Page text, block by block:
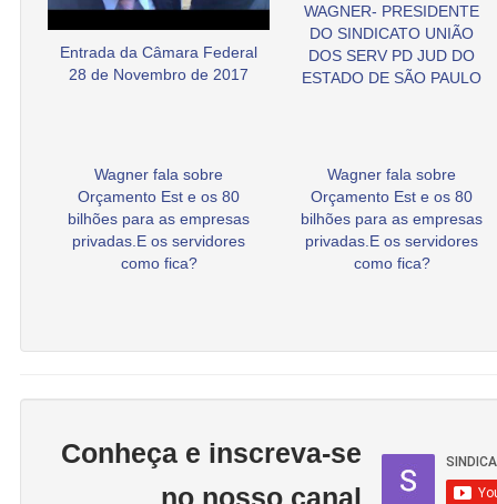
Entrada da Câmara Federal
28 de Novembro de 2017
WAGNER- PRESIDENTE
DO SINDICATO UNIÃO
DOS SERV PD JUD DO
ESTADO DE SÃO PAULO
Wagner fala sobre
Orçamento Est e os 80
bilhões para as empresas
privadas.E os servidores
como fica?
Wagner fala sobre
Orçamento Est e os 80
bilhões para as empresas
privadas.E os servidores
como fica?
Conheça e inscreva-se